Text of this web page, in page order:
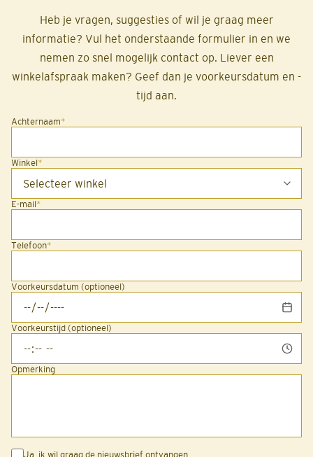
Heb je vragen, suggesties of wil je graag meer
informatie? Vul het onderstaande formulier in en we
nemen zo snel mogelijk contact op. Liever een
winkelafspraak maken? Geef dan je voorkeursdatum en -
tijd aan.
Achternaam*
Winkel*
E-mail*
Telefoon*
Voorkeursdatum (optioneel)
Voorkeurstijd (optioneel)
Opmerking
Ja, ik wil graag de nieuwsbrief ontvangen